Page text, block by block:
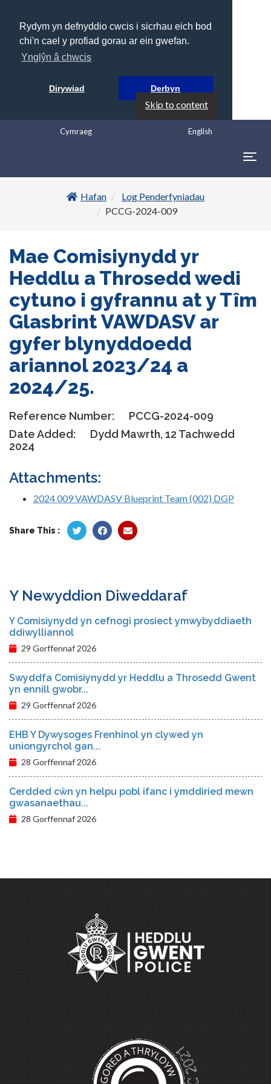
Rydym yn defnyddio cwcis i sicrhau eich bod
chi'n cael y profiad gorau ar ein gwefan.
Ynglŷn â chwcis
Dirywiad Derbyn
Skip to content
English
Cymraeg
Hafan
Log Penderfyniadau
PCCG-2024-009
Mae Comisiynydd yr
Heddlu a Throsedd wedi
cytuno i gyfrannu at y Tîm
Glasbrint VAWDASV ar
gyfer blynyddoedd
ariannol 2023/24 a
2024/25.
Reference Number:
PCCG-2024-009
Date Added:
Dydd Mawrth, 12 Tachwedd
2024
Attachments:
2024 009 VAWDASV Blueprint Team (002) DGP
Share This :
Y Newyddion Diweddaraf
Y Comisiynydd yn cefnogi prosiect ymwybyddiaeth
ddiwylliannol
29 Gorffennaf 2026
Swyddfa Comisiynydd yr Heddlu a Throsedd Gwent
yn ennill gwobr...
29 Gorffennaf 2026
EHB Y Dywysoges Frenhinol yn clywed yn
uniongyrchol gan...
28 Gorffennaf 2026
Cerdded cŵn yn helpu pobl ifanc i ymddiried mewn
gwasanaethau...
28 Gorffennaf 2026